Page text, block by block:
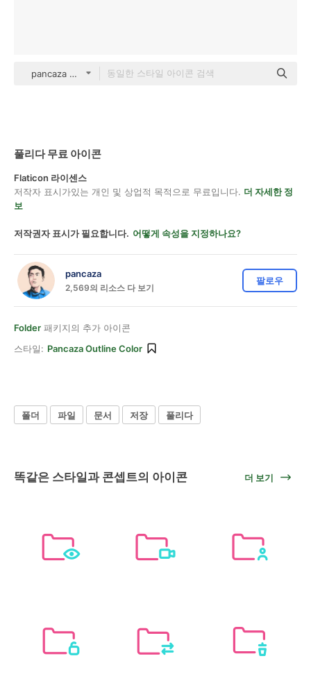
pancaza Outline Color
풀리다 무료 아이콘
Flaticon 라이센스
저작자 표시가있는 개인 및 상업적 목적으로 무료입니다. 더 자세한 정
보
저작권자 표시가 필요합니다. 어떻게 속성을 지정하나요?
pancaza
2,569의 리소스 다 보기
팔로우
Folder 패키지의 추가 아이콘
스타일: Pancaza Outline Color
폴더 파일 문서 저장 풀리다
똑같은 스타일과 콘셉트의 아이콘 더 보기